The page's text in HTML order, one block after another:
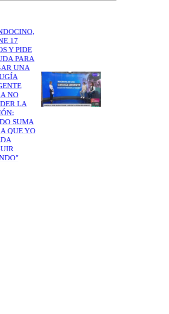
17
Y PIDE
PARA
UNA
NO
LA
SUMA
QUE YO